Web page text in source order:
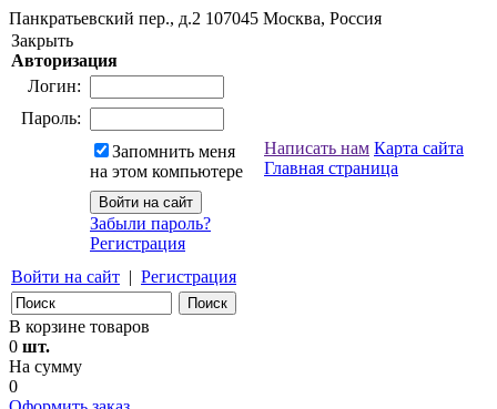
Панкратьевский пер., д.2 107045 Москва, Россия
Закрыть
Авторизация
Логин:
Пароль:
Запомнить меня
на этом компьютере
Забыли пароль?
Регистрация
Войти на сайт | Регистрация
Написать нам Карта сайта
Главная страница
В корзине товаров
0 шт.
На сумму
0